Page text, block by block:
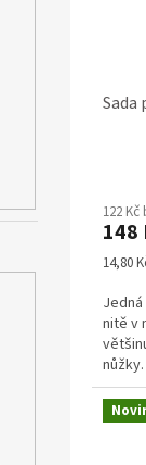
Sada
je
5,0
5
122 Kč
148
Měrná
14,80
nitě v